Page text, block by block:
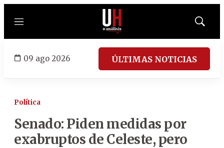
Menú
Mostrar
09 ago 2026 ÚLTIMAS NOTICIAS
Política
Senado: Piden medidas por
exabruptos de Celeste, pero